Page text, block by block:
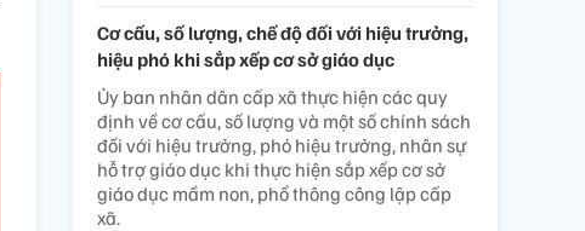
Cơ cấu, số lượng, chế độ đối với hiệu trưởng,
hiệu phó khi sắp xếp cơ sở giáo dục
Ủy ban nhân dân cấp xã thực hiện các quy
định về cơ cấu, số lượng và một số chính sách
đối với hiệu trưởng, phó hiệu trưởng, nhân sự
hỗ trợ giáo dục khi thực hiện sắp xếp cơ sở
giáo dục mầm non, phổ thông công lập cấp
xã.